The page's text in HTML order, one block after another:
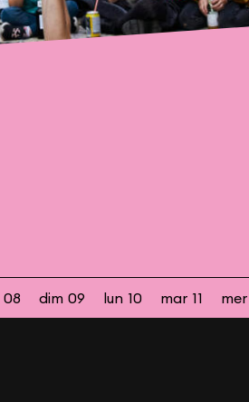
08 dim 09 lun 10 mar 11 mer